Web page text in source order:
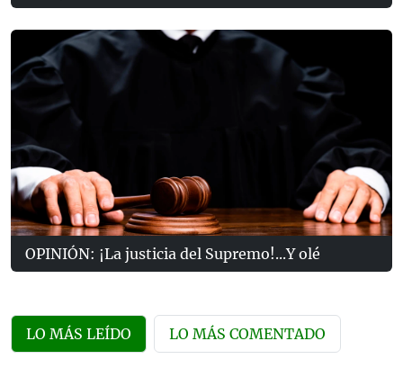
OPINIÓN: ¡La justicia del Supremo!...Y olé
LO MÁS LEÍDO LO MÁS COMENTADO